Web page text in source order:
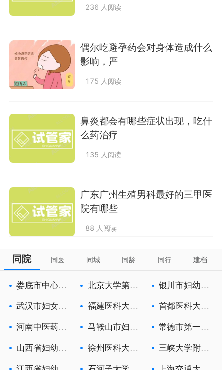
236 人阅读
偶尔吃避孕药会对身体造成什么
影响，严
175 人阅读
鼻炎都会有哪些症状出现，吃什
么药治疗
135 人阅读
广东广州生殖男科最好的三甲医
院有哪些
88 人阅读
同院 同医 同城 同龄 同行 建档
娄底市中心医
北京大学第三
银川市妇幼保
武汉市妇女儿
福建医科大学
首都医科大学
河南中医药大
马鞍山市妇幼
常德市第一人
山西省妇幼保
徐州医科大学
三峡大学附属